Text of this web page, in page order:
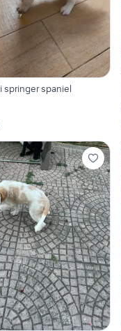
springer spaniel